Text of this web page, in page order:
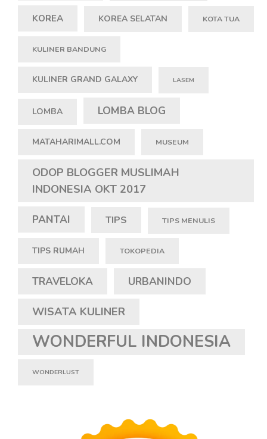
KOREA KOREA SELATAN KOTA TUA
KULINER BANDUNG
KULINER GRAND GALAXY LASEM
LOMBA LOMBA BLOG
MATAHARIMALL.COM MUSEUM
ODOP BLOGGER MUSLIMAH
INDONESIA OKT 2017
PANTAI TIPS TIPS MENULIS
TIPS RUMAH TOKOPEDIA
TRAVELOKA URBANINDO
WISATA KULINER
WONDERFUL INDONESIA
WONDERLUST